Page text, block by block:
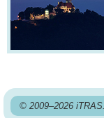
© 2009–2026